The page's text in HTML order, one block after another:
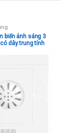
biến ánh sáng 3
dây trung tính